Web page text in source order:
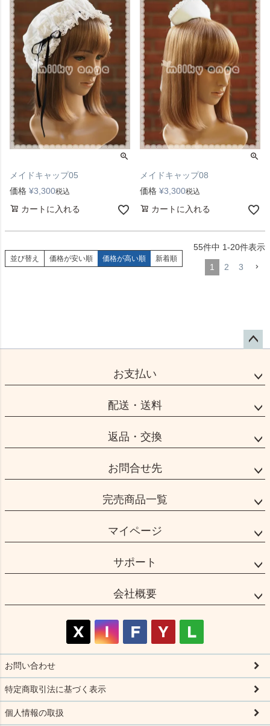
メイドキャップ05
価格 ¥3,300税込
カートに入れる
メイドキャップ08
価格 ¥3,300税込
カートに入れる
並び替え 価格が安い順 価格が高い順 新着順
55件中 1-20件表示
1 2 3
ップ
お支払い
配送・送料
返品・交換
お問合せ先
完売商品一覧
マイページ
サポート
会社概要
お問い合わせ
特定商取引法に基づく表示
個人情報の取扱